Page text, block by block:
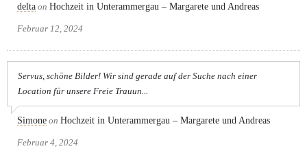
delta on Hochzeit in Unterammergau – Margarete und Andreas
Februar 12, 2024
Servus, schöne Bilder! Wir sind gerade auf der Suche nach einer
Location für unsere Freie Trauun...
Simone on Hochzeit in Unterammergau – Margarete und Andreas
Februar 4, 2024